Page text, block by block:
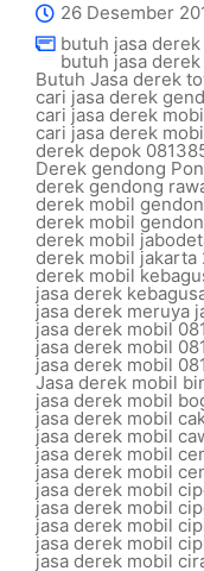
26 Desember
butuh jasa
butuh jasa
Butuh Jasa derek
cari jasa derek
cari jasa derek
cari jasa derek
derek depok
Derek gendong
derek gendong
derek mobil
derek mobil
derek mobil
derek mobil jakarta
derek mobil
jasa derek
jasa derek meruya
jasa derek mobil
jasa derek mobil
jasa derek mobil
Jasa derek mobil
jasa derek mobil
jasa derek mobil
jasa derek mobil
jasa derek mobil
jasa derek mobil
jasa derek mobil
jasa derek mobil
jasa derek mobil
jasa derek mobil
jasa derek mobil